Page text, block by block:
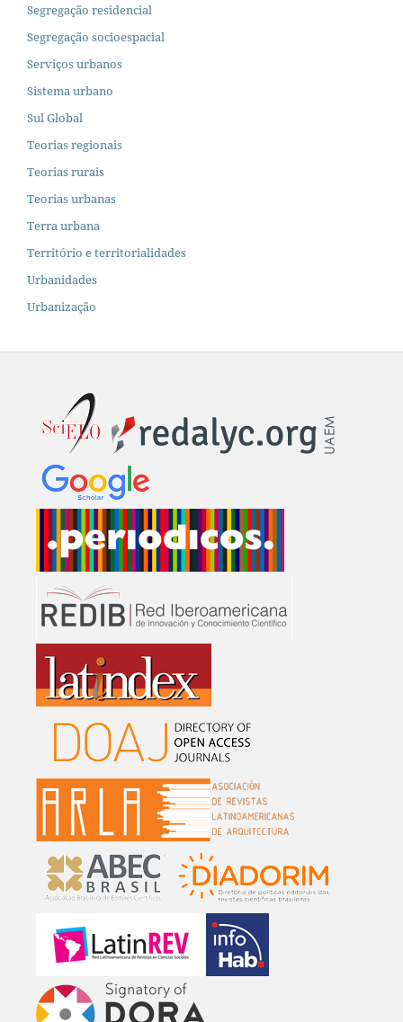
Segregação residencial
Segregação socioespacial
Serviços urbanos
Sistema urbano
Sul Global
Teorias regionais
Teorias rurais
Teorias urbanas
Terra urbana
Território e territorialidades
Urbanidades
Urbanização